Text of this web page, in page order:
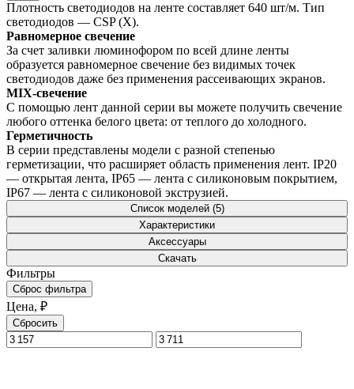
Плотность светодиодов на ленте составляет 640 шт/м. Тип
светодиодов — CSP (X).
Равномерное свечение
За счет заливки люминофором по всей длине ленты
образуется равномерное свечение без видимых точек
светодиодов даже без применения рассеивающих экранов.
MIX-свечение
С помощью лент данной серии вы можете получить свечение
любого оттенка белого цвета: от теплого до холодного.
Герметичность
В серии представлены модели с разной степенью
герметизации, что расширяет область применения лент. IP20
— открытая лента, IP65 — лента с силиконовым покрытием,
IP67 — лента с силиконовой экструзией.
Список моделей (5)
Характеристики
Аксессуары
Скачать
Фильтры
Сброс фильтра
Цена, ₽
Сбросить